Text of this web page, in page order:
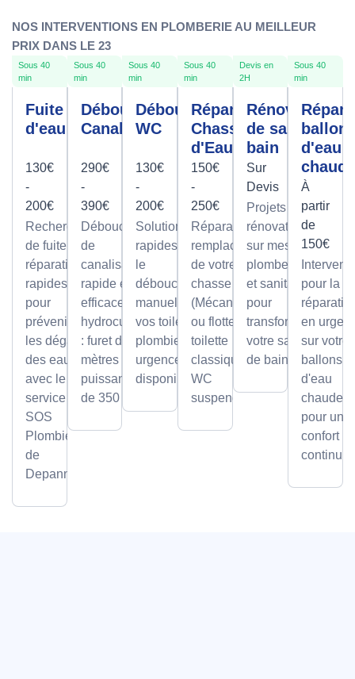
NOS INTERVENTIONS EN PLOMBERIE AU MEILLEUR
PRIX DANS LE 23
Sous 40
min
Fuite
d'eau
130€
-
200€
Recherche
de fuite et
réparation
rapides
pour
prévenir
les dégâts
des eaux
avec le
service
SOS
Plombier
de
Depanneo
Sous 40
min
Débouchage
Canalisation
290€
-
390€
Débouchage
de
canalisation
rapide et
efficace par
hydrocurage
: furet de 100
mètres et
puissance
de 350 bars.
Sous 40
min
Débouchage
WC
130€
-
200€
Solutions
rapides pour
le
débouchage
manuel de
vos toilettes,
plombier en
urgence
disponible.
Sous 40
min
Réparation
Chasse
d'Eau
150€
-
250€
Réparation et
remplacement
de votre
chasse d'eau
(Mécanisme
ou flotteur) sur
toilette
classique ou
WC
suspendu.
Devis en
2H
Rénovation
de salle de
bain
Sur
Devis
Projets de
rénovation
sur mesure
plomberie
et sanitaire
pour
transformer
votre salle
de bain.
Sous 40
min
ballon
d'eau
À
partir
de
150€
pour la
en
sur votre
ballons
d'eau
chaude,
pour un
confort
continu.